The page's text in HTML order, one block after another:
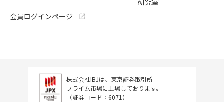
会員ログインページ
株式会社IBJは、東京証券取引所
プライム市場に上場しております。
（証券コード：6071）